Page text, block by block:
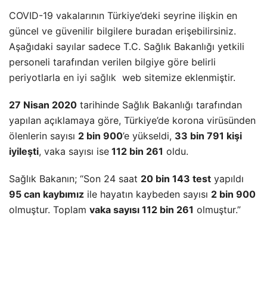
COVID-19 vakalarının Türkiye’deki seyrine ilişkin en
güncel ve güvenilir bilgilere buradan erişebilirsiniz.
Aşağıdaki sayılar sadece T.C. Sağlık Bakanlığı yetkili
personeli tarafından verilen bilgiye göre belirli
periyotlarla en iyi sağlık web sitemize eklenmiştir.
27 Nisan 2020 tarihinde Sağlık Bakanlığı tarafından
yapılan açıklamaya göre, Türkiye’de korona virüsünden
ölenlerin sayısı 2 bin 900’e yükseldi, 33 bin 791 kişi
iyileşti, vaka sayısı ise 112 bin 261 oldu.
Sağlık Bakanın; “Son 24 saat 20 bin 143 test yapıldı
95 can kaybımız ile hayatın kaybeden sayısı 2 bin 900
olmuştur. Toplam vaka sayısı 112 bin 261 olmuştur.”